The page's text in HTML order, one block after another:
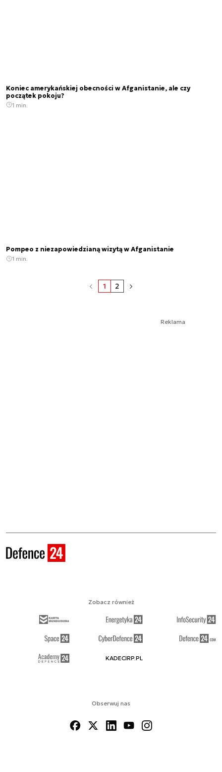
Koniec amerykańskiej obecności w Afganistanie, ale czy
początek pokoju?
1 min.
Pompeo z niezapowiedzianą wizytą w Afganistanie
1 min.
1 2
Reklama
Obserwuj nas
Zobacz również
KADECIRP.PL